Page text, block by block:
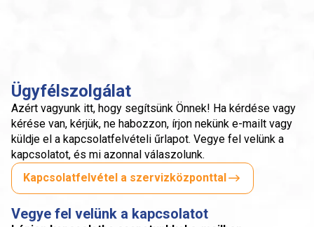
Ügyfélszolgálat
Azért vagyunk itt, hogy segítsünk Önnek! Ha kérdése vagy
kérése van, kérjük, ne habozzon, írjon nekünk e-mailt vagy
küldje el a kapcsolatfelvételi űrlapot. Vegye fel velünk a
kapcsolatot, és mi azonnal válaszolunk.
Kapcsolatfelvétel a szervizközponttal
Vegye fel velünk a kapcsolatot